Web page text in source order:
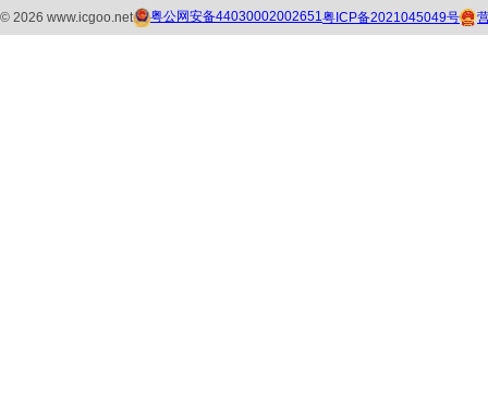
© 2026 www.icgoo.net 粤公网安备44030002002651粤ICP备2021045049号